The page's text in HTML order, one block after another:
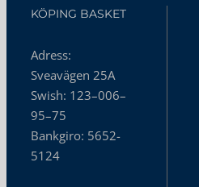
KÖPING BASKET
Adress:
Sveavägen 25A
Swish: 123–006–
95–75
Bankgiro: 5652-
5124